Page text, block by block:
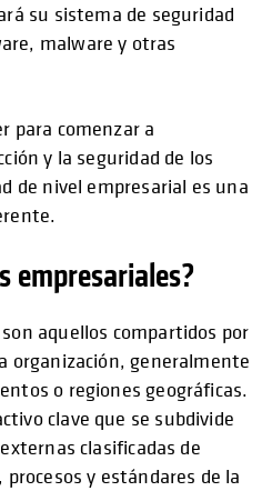
su sistema de seguridad
malware y otras
para comenzar a
y la seguridad de los
de nivel empresarial es una
empresariales?
aquellos compartidos por
organización, generalmente
o regiones geográficas.
clave que se subdivide
clasificadas de
y estándares de la